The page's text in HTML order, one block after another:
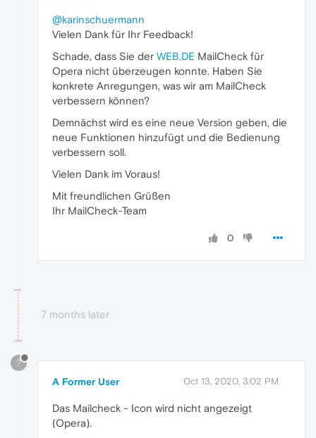
@karinschuermann
Vielen Dank für Ihr Feedback!
Schade, dass Sie der WEB.DE MailCheck für
Opera nicht überzeugen konnte. Haben Sie
konkrete Anregungen, was wir am MailCheck
verbessern können?
Demnächst wird es eine neue Version geben, die
neue Funktionen hinzufügt und die Bedienung
verbessern soll.
Vielen Dank im Voraus!
Mit freundlichen Grüßen
Ihr MailCheck-Team
0
7 months later
?
A Former User Oct 13, 2020, 3:02 PM
Das Mailcheck - Icon wird nicht angezeigt
(Opera).